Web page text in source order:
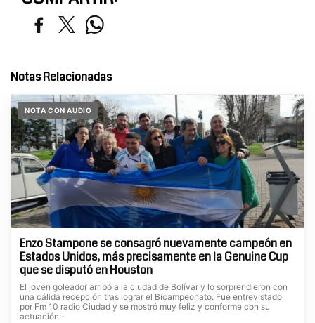
Notas Relacionadas
NOTA CON AUDIO
Enzo Stampone se consagró nuevamente campeón en
Estados Unidos, más precisamente en la Genuine Cup
que se disputó en Houston
El joven goleador arribó a la ciudad de Bolívar y lo sorprendieron con
una cálida recepción tras lograr el Bicampeonato. Fue entrevistado
por Fm 10 radio Ciudad y se mostró muy feliz y conforme con su
actuación.-